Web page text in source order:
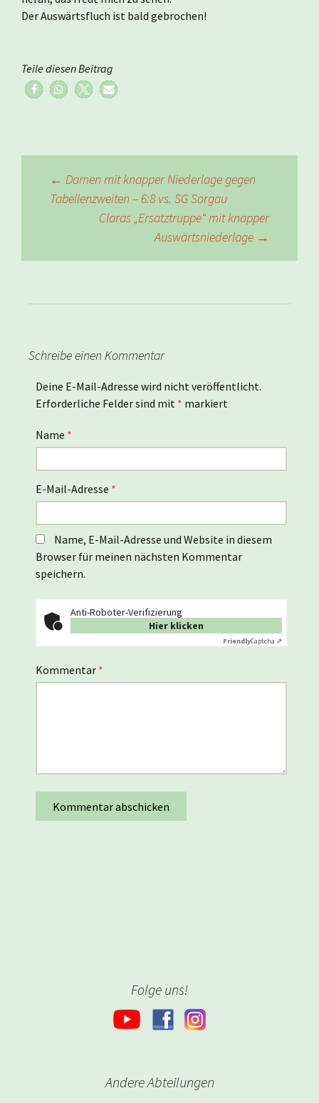
Der Auswärtsfluch ist bald gebrochen!
Teile diesen Beitrag
Beitragsnavigation
← Damen mit knapper Niederlage gegen
Tabellenzweiten – 6:8 vs. SG Sorgau
Claras „Ersatztruppe“ mit knapper
Auswärtsniederlage →
Schreibe einen Kommentar
Deine E-Mail-Adresse wird nicht veröffentlicht.
Erforderliche Felder sind mit * markiert
Name *
E-Mail-Adresse *
Name, E-Mail-Adresse und Website in diesem
Browser für meinen nächsten Kommentar
speichern.
Anti-Roboter-Verifizierung
Hier klicken
FriendlyCaptcha ⇗
Kommentar *
Folge uns!
Andere Abteilungen